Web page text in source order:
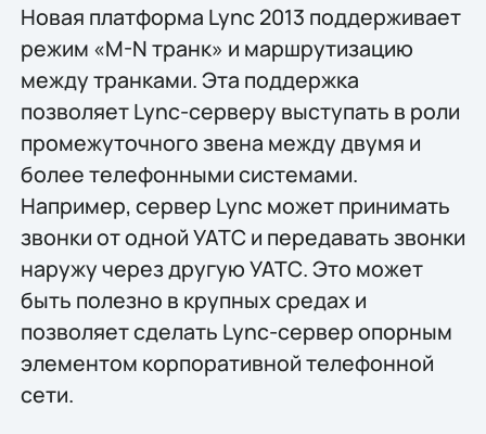
Новая платформа Lync 2013 поддерживает
режим «M-N транк» и маршрутизацию
между транками. Эта поддержка
позволяет Lync-серверу выступать в роли
промежуточного звена между двумя и
более телефонными системами.
Например, сервер Lync может принимать
звонки от одной УАТС и передавать звонки
наружу через другую УАТС. Это может
быть полезно в крупных средах и
позволяет сделать Lync-сервер опорным
элементом корпоративной телефонной
сети.